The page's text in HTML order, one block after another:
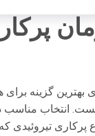
گزینه برای
انتخاب
پرکاری تیروئیدی